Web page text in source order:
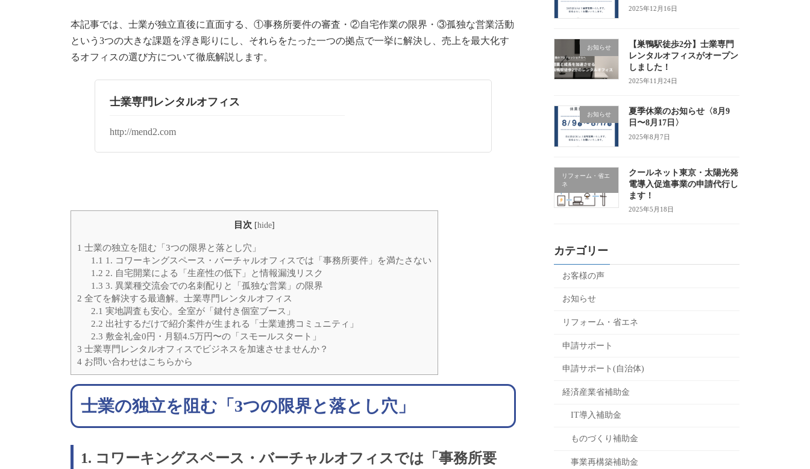
本記事では、士業が独立直後に直面する、①事務所要件の審査・②自宅作業の限界・③孤独な営業活動
という3つの大きな課題を浮き彫りにし、それらをたった一つの拠点で一挙に解決し、売上を最大化す
るオフィスの選び方について徹底解説します。
士業専門レンタルオフィス
http://mend2.com
目次 [hide]
1 士業の独立を阻む「3つの限界と落とし穴」
1.1 1. コワーキングスペース・バーチャルオフィスでは「事務所要件」を満たさない
1.2 2. 自宅開業による「生産性の低下」と情報漏洩リスク
1.3 3. 異業種交流会での名刺配りと「孤独な営業」の限界
2 全てを解決する最適解。士業専門レンタルオフィス
2.1 実地調査も安心。全室が「鍵付き個室ブース」
2.2 出社するだけで紹介案件が生まれる「士業連携コミュニティ」
2.3 敷金礼金0円・月額4.5万円〜の「スモールスタート」
3 士業専門レンタルオフィスでビジネスを加速させませんか？
4 お問い合わせはこちらから
士業の独立を阻む「3つの限界と落とし穴」
1. コワーキングスペース・バーチャルオフィスでは「事務所要
2025年12月16日
お知らせ
【巣鴨駅徒歩2分】士業専門
レンタルオフィスがオープン
しました！
2025年11月24日
お知らせ
夏季休業のお知らせ〈8月9
日〜8月17日〉
2025年8月7日
リフォーム・省エ
ネ
クールネット東京・太陽光発
電導入促進事業の申請代行し
ます！
2025年5月18日
カテゴリー
お客様の声
お知らせ
リフォーム・省エネ
申請サポート
申請サポート(自治体)
経済産業省補助金
IT導入補助金
ものづくり補助金
事業再構築補助金